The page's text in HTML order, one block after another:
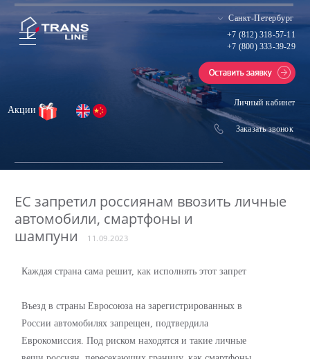
Санкт-Петербург
Заказать звонок
+7 (812) 318-57-11
+7 (800) 333-39-29
Личный кабинет
Акции
ЕС запретил россиянам ввозить личные
автомобили, смартфоны и
шампуни
11.09.2023
Каждая страна сама решит, как исполнять этот запрет
Въезд в страны Евросоюза на зарегистрированных в
России автомобилях запрещен, подтвердила
Еврокомиссия. Под риском находятся и такие личные